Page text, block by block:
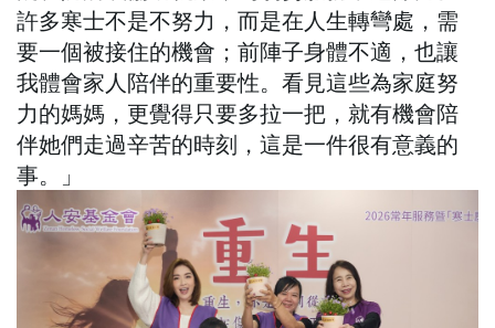
許多寒士不是不努力，而是在人生轉彎處，需
要一個被接住的機會；前陣子身體不適，也讓
我體會家人陪伴的重要性。看見這些為家庭努
力的媽媽，更覺得只要多拉一把，就有機會陪
伴她們走過辛苦的時刻，這是一件很有意義的
事。」